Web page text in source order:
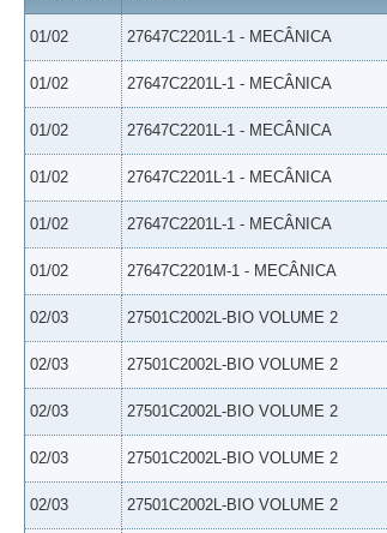
01/02 27647C2201L-1 - MECÂNICA
01/02 27647C2201L-1 - MECÂNICA
01/02 27647C2201L-1 - MECÂNICA
01/02 27647C2201L-1 - MECÂNICA
01/02 27647C2201L-1 - MECÂNICA
01/02 27647C2201M-1 - MECÂNICA
02/03 27501C2002L-BIO VOLUME 2
02/03 27501C2002L-BIO VOLUME 2
02/03 27501C2002L-BIO VOLUME 2
02/03 27501C2002L-BIO VOLUME 2
02/03 27501C2002L-BIO VOLUME 2